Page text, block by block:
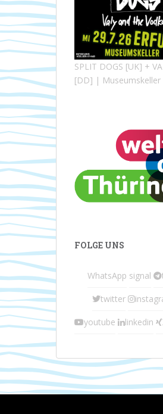
SPLIT DOGS [UK] +
[DD] | Museumskeller
FOLGE UNS
WhatsApp signal
twitter
youtube linkedin